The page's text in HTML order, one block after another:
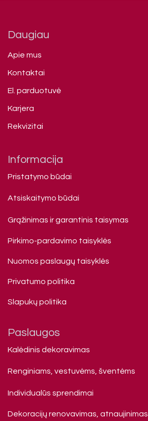
Daugiau
Apie mus
Kontaktai
El. parduotuvė
Karjera
Rekvizitai
Informacija
Pristatymo būdai
Atsiskaitymo būdai
Grąžinimas ir garantinis taisymas
Pirkimo-pardavimo taisyklės
Nuomos paslaugų taisyklės
Privatumo politika
Slapukų politika
Paslaugos
Kalėdinis dekoravimas
Renginiams, vestuvėms, šventėms
Individualūs sprendimai
Dekoracijų renovavimas, atnaujinimas